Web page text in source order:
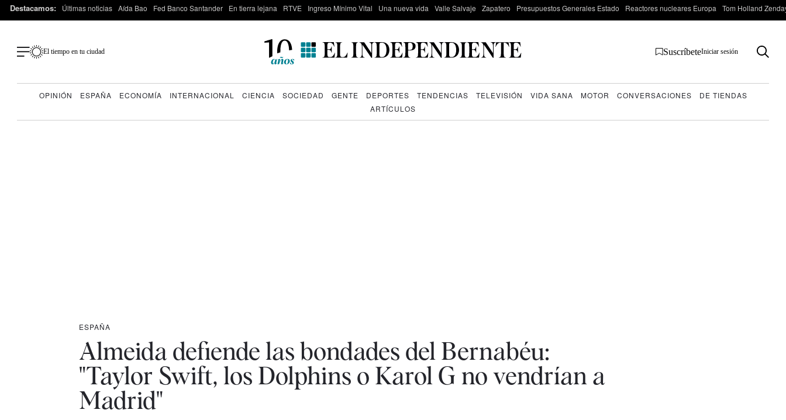
Destacamos: Últimas noticias Aída Bao Fed Banco Santander En tierra lejana RTVE Ingreso Mínimo Vital Una nueva vida Valle Salvaje Zapatero Presupuestos Generales Estado Reactores nucleares Europa Tom Holland
El tiempo en tu ciudad SuscríbeteIniciar sesión
OPINIÓN ESPAÑA ECONOMÍA INTERNACIONAL CIENCIA SOCIEDAD GENTE DEPORTES TENDENCIAS TELEVISIÓN VIDA SANA MOTOR CONVERSACIONES
DE TIENDAS
ARTÍCULOS
ESPAÑA
Almeida defiende las bondades del Bernabéu:
"Taylor Swift, los Dolphins o Karol G no vendrían a
Madrid"